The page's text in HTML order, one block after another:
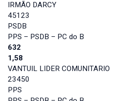
IRMÃO DARCY
45123
PSDB
PPS – PSDB – PC do B
632
1,58
VANTUIL LIDER COMUNITARIO
23450
PPS